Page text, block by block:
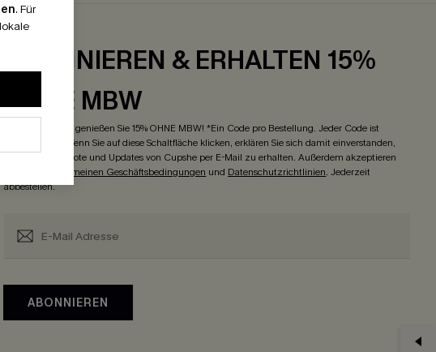
. Für
ABONNIEREN & ERHALTEN 15%
OHNE MBW
Abonnieren und genießen Sie 15% OHNE MBW! *Ein Code pro Bestellung. Jeder Code ist
einmal gültig. Wenn Sie auf diese Schaltfläche klicken, erklären Sie sich damit einverstanden,
exklusive Angebote und Updates von Cupshe per E-Mail zu erhalten. Außerdem akzeptieren
Allgemeinen Geschäftsbedingungen und Datenschutzrichtlinien. Jederzeit
abbestellen.
ABONNIEREN